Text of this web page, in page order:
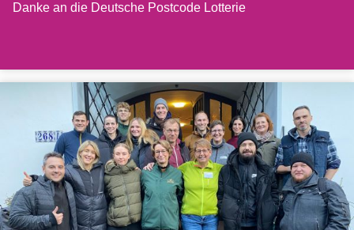
Danke an die Deutsche Postcode Lotterie